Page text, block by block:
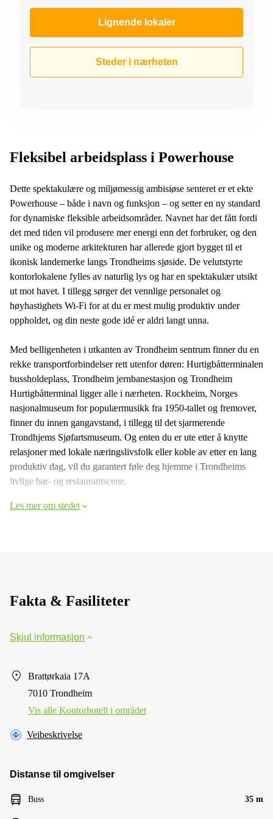
Lignende lokaler
Steder i nærheten
Fleksibel arbeidsplass i Powerhouse
Dette spektakulære og miljømessig ambisiøse senteret er et ekte
Powerhouse – både i navn og funksjon – og setter en ny standard
for dynamiske fleksible arbeidsområder. Navnet har det fått fordi
det med tiden vil produsere mer energi enn det forbruker, og den
unike og moderne arkitekturen har allerede gjort bygget til et
ikonisk landemerke langs Trondheims sjøside. De velutstyrte
kontorlokalene fylles av naturlig lys og har en spektakulær utsikt
ut mot havet. I tillegg sørger det vennlige personalet og
høyhastighets Wi-Fi for at du er mest mulig produktiv under
oppholdet, og din neste gode idé er aldri langt unna.
Med belligenheten i utkanten av Trondheim sentrum finner du en
rekke transportforbindelser rett utenfor døren: Hurtigbåtterminalen
bussholdeplass, Trondheim jernbanestasjon og Trondheim
Hurtigbåtterminal ligger alle i nærheten. Rockheim, Norges
nasjonalmuseum for populærmusikk fra 1950-tallet og fremover,
finner du innen gangavstand, i tillegg til det sjarmerende
Trondhjems Sjøfartsmuseum. Og enten du er ute etter å knytte
relasjoner med lokale næringslivsfolk eller koble av etter en lang
produktiv dag, vil du garantert føle deg hjemme i Trondheims
livlige bar- og restaurantscene.
Les mer om stedet
Fakta & Fasiliteter
Skjul informasjon
Brattørkaia 17A
7010 Trondheim
Vis alle Kontorhotell i området
Veibeskrivelse
Distanse til omgivelser
Buss 35 m